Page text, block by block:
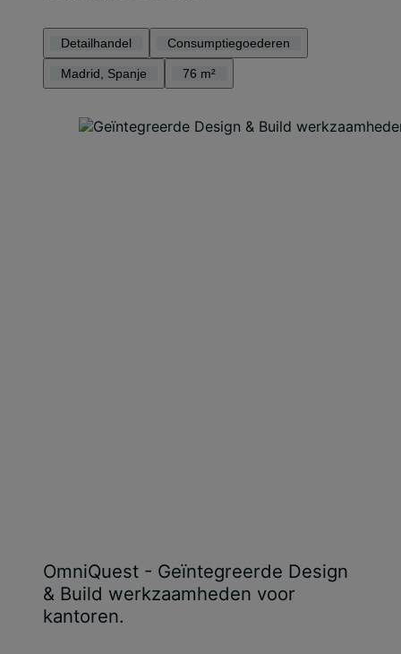
Detailhandel Consumptiegoederen
Madrid, Spanje 76 m²
OmniQuest - Geïntegreerde Design
& Build werkzaamheden voor
kantoren.